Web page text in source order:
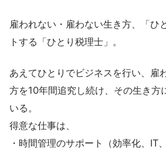
雇われない・雇わない生き方、「ひ
トする「ひとり税理士」。
あえてひとりでビジネスを行い、雇
方を10年間追究し続け、その生き方
いる。
得意な仕事は、
・時間管理のサポート（効率化、IT